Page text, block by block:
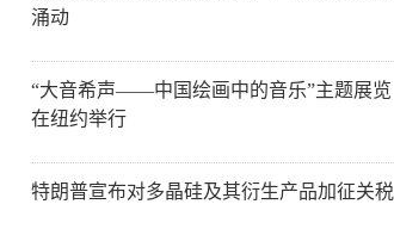
涌动
“大音希声——中国绘画中的音乐”主题展览
在纽约举行
特朗普宣布对多晶硅及其衍生产品加征关税